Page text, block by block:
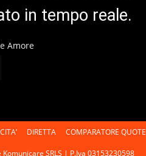
in tempo reale.
Amore
DIRETTA COMPARATORE QUOTE
SRLS | P.Iva 03153230598